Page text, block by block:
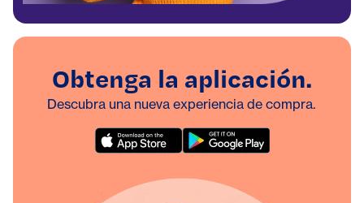
Obtenga la aplicación.
Descubra una nueva experiencia de compra.